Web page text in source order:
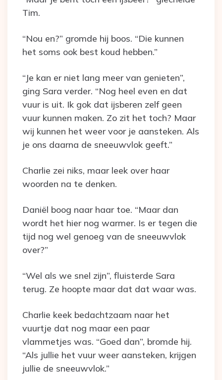
Tim.
“Nou en?” gromde hij boos. “Die kunnen
het soms ook best koud hebben.”
“Je kan er niet lang meer van genieten”,
ging Sara verder. “Nog heel even en dat
vuur is uit. Ik gok dat ijsberen zelf geen
vuur kunnen maken. Zo zit het toch? Maar
wij kunnen het weer voor je aansteken. Als
je ons daarna de sneeuwvlok geeft.”
Charlie zei niks, maar leek over haar
woorden na te denken.
Daniël boog naar haar toe. “Maar dan
wordt het hier nog warmer. Is er tegen die
tijd nog wel genoeg van de sneeuwvlok
over?”
“Wel als we snel zijn”, fluisterde Sara
terug. Ze hoopte maar dat dat waar was.
Charlie keek bedachtzaam naar het
vuurtje dat nog maar een paar
vlammetjes was. “Goed dan”, bromde hij.
“Als jullie het vuur weer aansteken, krijgen
jullie de sneeuwvlok.”